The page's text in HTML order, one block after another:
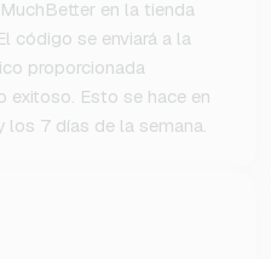
en la tienda
código se enviará a la
proporcionada
exitoso. Esto se hace en
los 7 días de la semana.